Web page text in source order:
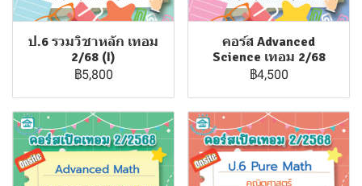
ป.6 รวมวิชาหลัก เทอม
2/68 (I)
฿5,800
คอร์ส Advanced
Science เทอม 2/68
฿4,500